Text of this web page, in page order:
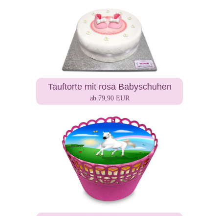
Tauftorte mit rosa Babyschuhen
ab 79,90 EUR